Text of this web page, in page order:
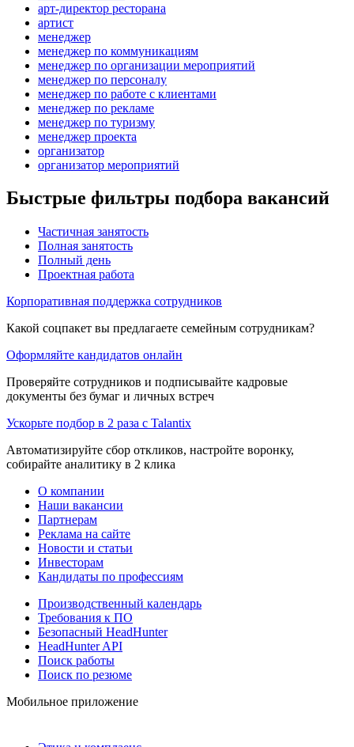
арт-директор ресторана
артист
менеджер
менеджер по коммуникациям
менеджер по организации мероприятий
менеджер по персоналу
менеджер по работе с клиентами
менеджер по рекламе
менеджер по туризму
менеджер проекта
организатор
организатор мероприятий
Быстрые фильтры подбора вакансий
Частичная занятость
Полная занятость
Полный день
Проектная работа
Корпоративная поддержка сотрудников
Какой соцпакет вы предлагаете семейным сотрудникам?
Оформляйте кандидатов онлайн
Проверяйте сотрудников и подписывайте кадровые
документы без бумаг и личных встреч
Ускорьте подбор в 2 раза с Talantix
Автоматизируйте сбор откликов, настройте воронку,
собирайте аналитику в 2 клика
О компании
Наши вакансии
Партнерам
Реклама на сайте
Новости и статьи
Инвесторам
Кандидаты по профессиям
Производственный календарь
Требования к ПО
Безопасный HeadHunter
HeadHunter API
Поиск работы
Поиск по резюме
Мобильное приложение